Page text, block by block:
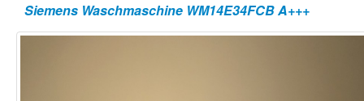
Siemens Waschmaschine WM14E34FCB A+++